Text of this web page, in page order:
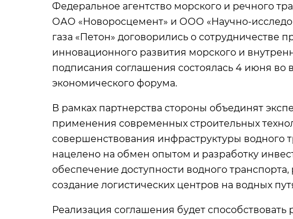
Федеральное агентство морского и речного
ОАО «Новоросцемент» и ООО «Научно-
газа «Петон» договорились о сотрудничестве
инновационного развития морского и
подписания соглашения состоялась 4 июня
экономического форума.
В рамках партнерства стороны объединят
применения современных строительных
совершенствования инфраструктуры водного
нацелено на обмен опытом и разработку
обеспечение доступности водного
создание логистических центров на водных
Реализация соглашения будет